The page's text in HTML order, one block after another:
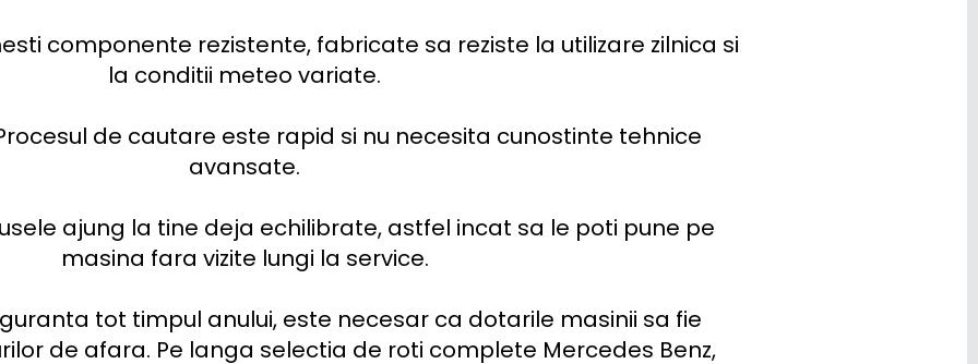
componente rezistente, fabricate sa reziste la utilizare zilnica si
la conditii meteo variate.
de cautare este rapid si nu necesita cunostinte tehnice
avansate.
ajung la tine deja echilibrate, astfel incat sa le poti pune pe
masina fara vizite lungi la service.
tot timpul anului, este necesar ca dotarile masinii sa fie
de afara. Pe langa selectia de roti complete Mercedes Benz,